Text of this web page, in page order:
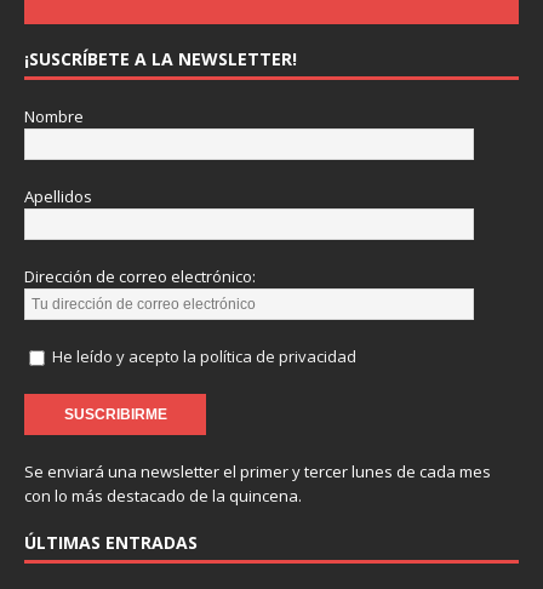
¡SUSCRÍBETE A LA NEWSLETTER!
Nombre
Apellidos
Dirección de correo electrónico:
He leído y acepto la política de privacidad
Se enviará una newsletter el primer y tercer lunes de cada mes
con lo más destacado de la quincena.
ÚLTIMAS ENTRADAS